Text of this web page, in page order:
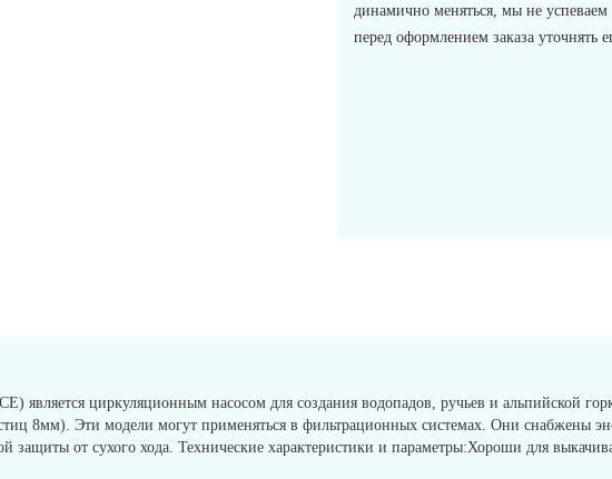
динамично меняться, мы не успеваем
перед оформлением заказа уточнять
является циркуляционным насосом для создания водопадов, ручьев и альпийской
8мм). Эти модели могут применяться в фильтрационных системах. Они снабжены
защиты от сухого хода. Технические характеристики и параметры:Хороши для